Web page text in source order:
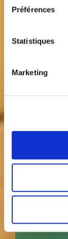
Préférences
Statistiques
Marketing